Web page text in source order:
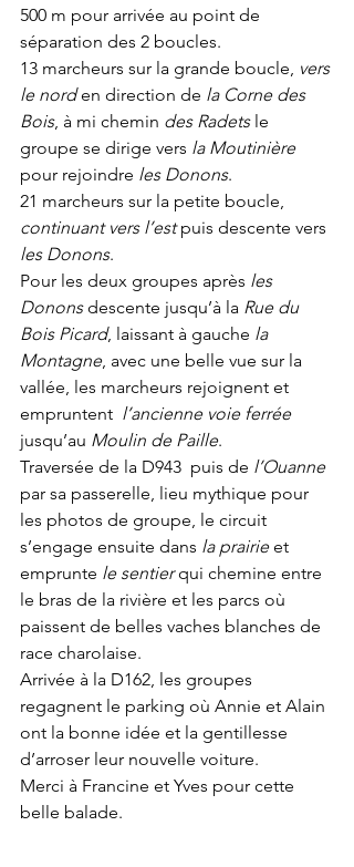
500 m pour arrivée au point de
séparation des 2 boucles.
13 marcheurs sur la grande boucle, vers
le nord en direction de la Corne des
Bois, à mi chemin des Radets le
groupe se dirige vers la Moutinière
pour rejoindre les Donons.
21 marcheurs sur la petite boucle,
continuant vers l’est puis descente vers
les Donons.
Pour les deux groupes après les
Donons descente jusqu’à la Rue du
Bois Picard, laissant à gauche la
Montagne, avec une belle vue sur la
vallée, les marcheurs rejoignent et
empruntent l’ancienne voie ferrée
jusqu’au Moulin de Paille.
Traversée de la D943  puis de l’Ouanne
par sa passerelle, lieu mythique pour
les photos de groupe, le circuit
s’engage ensuite dans la prairie et
emprunte le sentier qui chemine entre
le bras de la rivière et les parcs où
paissent de belles vaches blanches de
race charolaise.
Arrivée à la D162, les groupes
regagnent le parking où Annie et Alain
ont la bonne idée et la gentillesse
d’arroser leur nouvelle voiture.
Merci à Francine et Yves pour cette
belle balade.